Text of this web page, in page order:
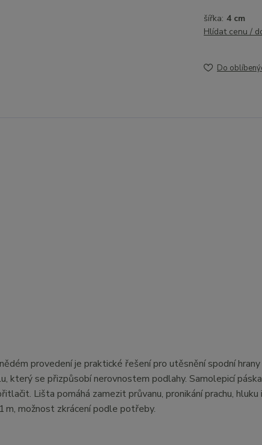
šířka: 4 cm
Hlídat cenu /
Do
provedení je praktické řešení pro utěsnění spodní hrany
který se přizpůsobí nerovnostem podlahy. Samolepicí páska
Lišta pomáhá zamezit průvanu, pronikání prachu, hluku
m, možnost zkrácení podle potřeby.